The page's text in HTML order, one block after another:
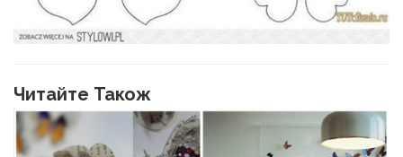
Читайте Також